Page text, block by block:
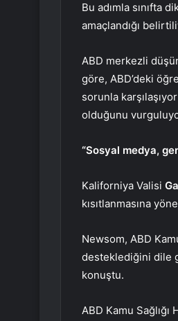
Bu adımla sınıfta
amaçlandığı
ABD merkezli
göre, ABD’deki
sorunla
olduğunu
“Sosyal medya,
Kaliforniya Valisi
kısıtlanmasına
Newsom, ABD
desteklediğini dile
konuştu.
ABD Kamu